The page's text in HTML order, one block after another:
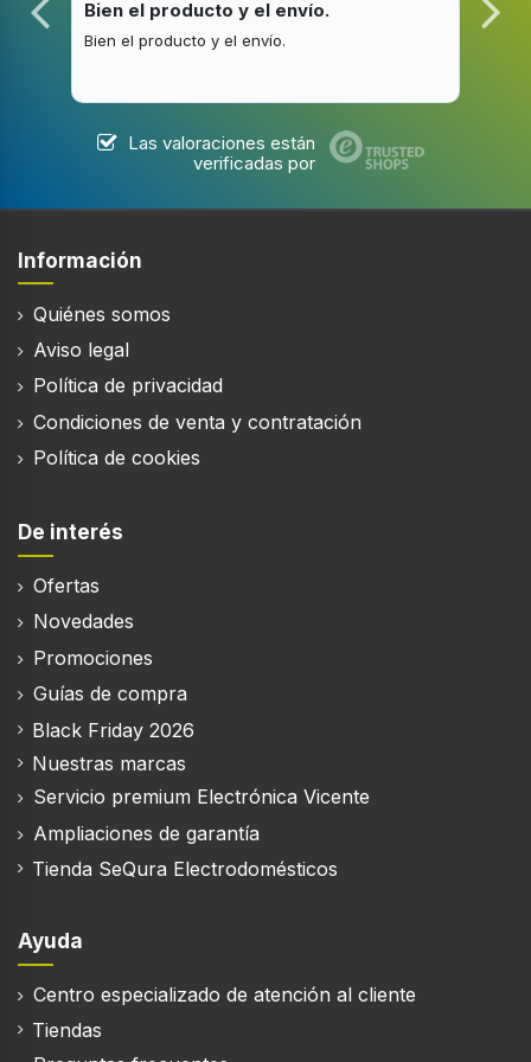
Tamaño de banda
Vidrio
Alrededor
Tamaño de muñeca
Material de la correa
Silicona
Posicionamiento de mercado
Reloj para deporte
Género
Color de hebilla
Negro
Material del cuerpo del reloj
Aluminio, Polímero
Color de banda
Negro
Funciones de protección
Resistente al agua
La resistencia al agua
Desempeño
Bien el producto y el envío.
Bien el producto y el envío.
Las valoraciones están
verificadas por
Información
Quiénes somos
Aviso legal
Política de privacidad
Condiciones de venta y contratación
Política de cookies
De interés
Ofertas
Novedades
Promociones
Guías de compra
Black Friday 2026
Nuestras marcas
Servicio premium Electrónica Vicente
Ampliaciones de garantía
Tienda SeQura Electrodomésticos
Ayuda
Centro especializado de atención al cliente
Tiendas